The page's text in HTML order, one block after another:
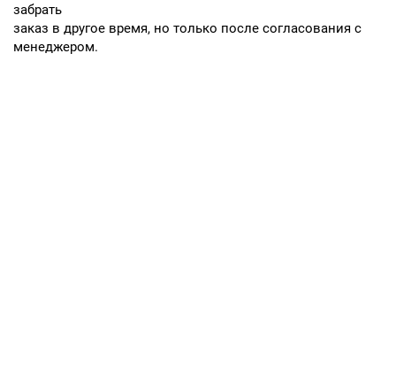
забрать
заказ в другое время, но только после согласования с
менеджером.